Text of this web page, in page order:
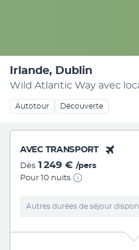
Irlande, Dublin
Wild Atlantic Way avec
Autotour Découverte
AVEC TRANSPORT
Dès 1 249 € /pers
Pour 10 nuits
Autres durées de séjour